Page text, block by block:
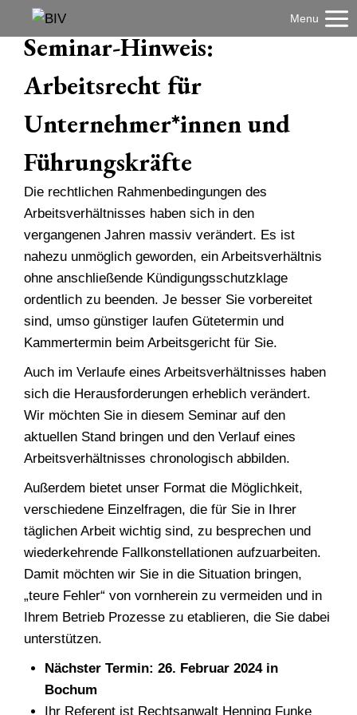
springen
Menu
Seminar-Hinweis:
Arbeitsrecht für
Unternehmer*innen und
Führungskräfte
Die rechtlichen Rahmenbedingungen des
Arbeitsverhältnisses haben sich in den
vergangenen Jahren massiv verändert. Es ist
nahezu unmöglich geworden, ein Arbeitsverhältnis
ohne anschließende Kündigungsschutzklage
ordentlich zu beenden. Je besser Sie vorbereitet
sind, umso günstiger laufen Gütetermin und
Kammertermin beim Arbeitsgericht für Sie.
Auch im Verlaufe eines Arbeitsverhältnisses haben
sich die Herausforderungen erheblich verändert.
Wir möchten Sie in diesem Seminar auf den
aktuellen Stand bringen und den Verlauf eines
Arbeitsverhältnisses chronologisch abbilden.
Außerdem bietet unser Format die Möglichkeit,
verschiedene Einzelfragen, die für Sie in Ihrer
täglichen Arbeit wichtig sind, zu besprechen und
wiederkehrende Fallkonstellationen aufzuarbeiten.
Damit möchten wir Sie in die Situation bringen,
„teure Fehler“ von vornherein zu vermeiden und in
Ihrem Betrieb Prozesse zu etablieren, die Sie dabei
unterstützen.
Nächster Termin: 26. Februar 2024 in
Bochum
Ihr Referent ist Rechtsanwalt Henning Funke